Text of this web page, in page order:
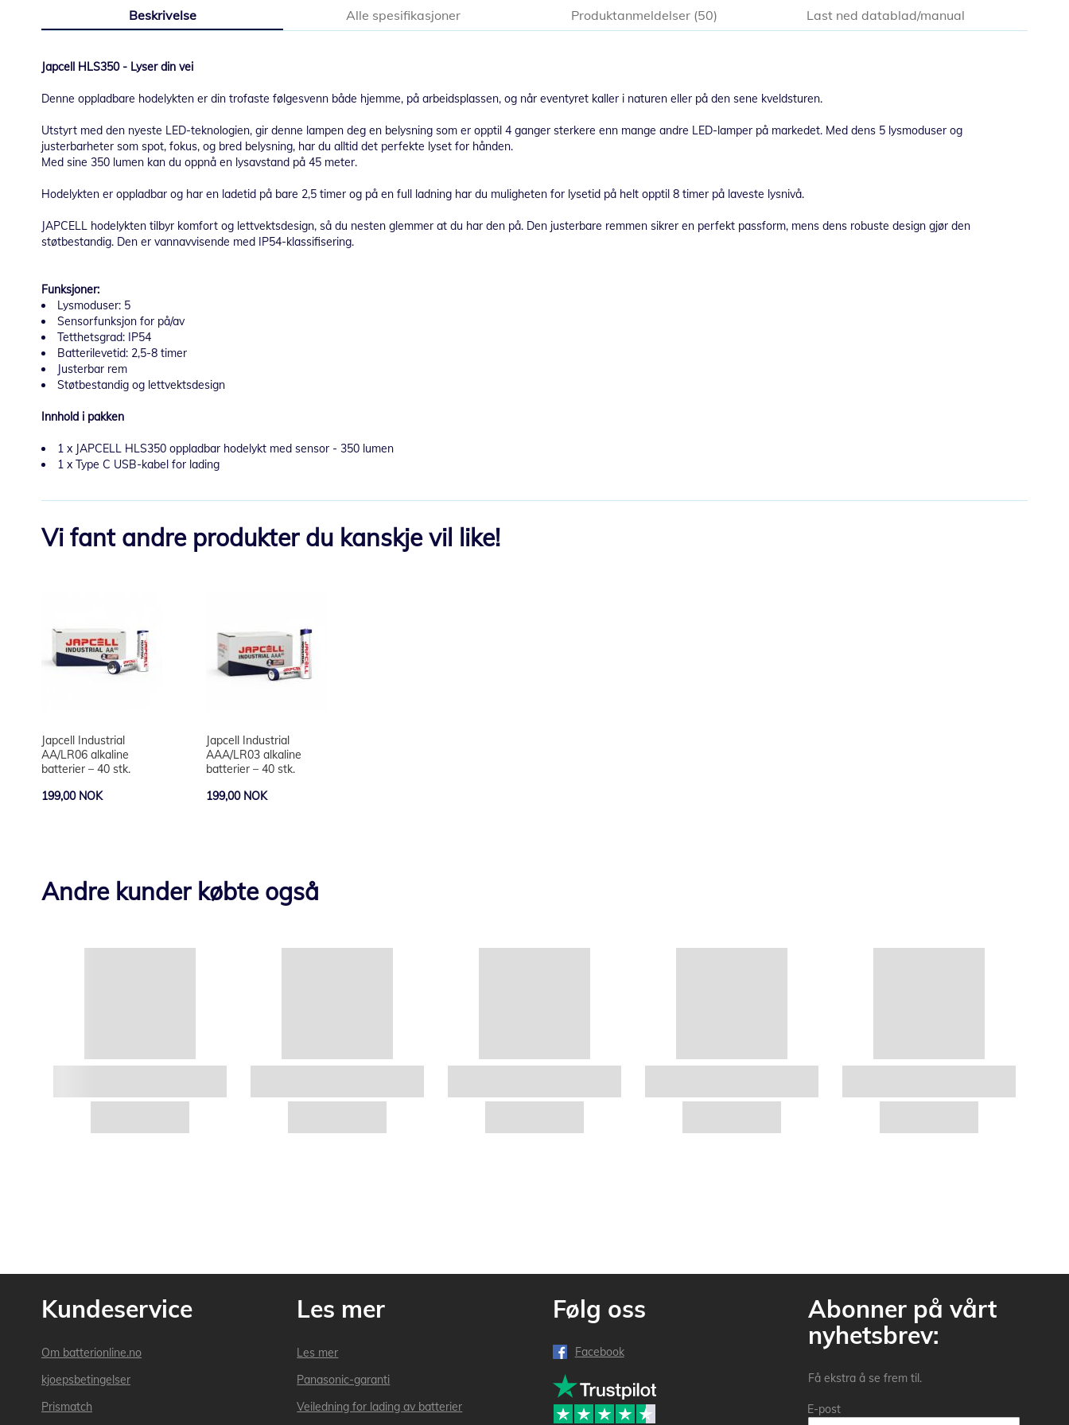
av
Beskrivelse
Japcell HLS350 - Lyser din vei
Denne oppladbare hodelykten er din trofaste følgesvenn både hjemme, på arbeidsplassen, og når eventyret kaller i naturen eller på den sene kveldsturen.
Utstyrt med den nyeste LED-teknologien, gir denne lampen deg en belysning som er opptil 4 ganger sterkere enn mange andre LED-lamper på markedet. Med dens 5 lysmoduser og
justerbarheter som spot, fokus, og bred belysning, har du alltid det perfekte lyset for hånden.
Med sine 350 lumen kan du oppnå en lysavstand på 45 meter.
Hodelykten er oppladbar og har en ladetid på bare 2,5 timer og på en full ladning har du muligheten for lysetid på helt opptil 8 timer på laveste lysnivå.
JAPCELL hodelykten tilbyr komfort og lettvektsdesign, så du nesten glemmer at du har den på. Den justerbare remmen sikrer en perfekt passform, mens dens robuste design gjør den
støtbestandig. Den er vannavvisende med IP54-klassifisering.
Funksjoner:
Lysmoduser: 5
Sensorfunksjon for på/av
Tetthetsgrad: IP54
Batterilevetid: 2,5-8 timer
Justerbar rem
Støtbestandig og lettvektsdesign
Innhold i pakken
1 x JAPCELL HLS350 oppladbar hodelykt med sensor - 350 lumen
1 x Type C USB-kabel for lading
Alle spesifikasjoner Produktanmeldelser 50 Last ned datablad/manual
Vi fant andre produkter du kanskje vil like!
Japcell Industrial
AA/LR06 alkaline
batterier – 40 stk.
199,00 NOK
Japcell Industrial
AAA/LR03 alkaline
batterier – 40 stk.
199,00 NOK
Andre kunder købte også
Kundeservice
Om batterionline.no
kjoepsbetingelser
Prismatch
Les mer
Les mer
Panasonic-garanti
Veiledning for lading av batterier
Følg oss
Facebook
Abonner på vårt
nyhetsbrev:
Få ekstra å se frem til.
E-post